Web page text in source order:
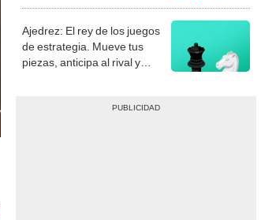
Ajedrez: El rey de los juegos
de estrategia. Mueve tus
piezas, anticipa al rival y